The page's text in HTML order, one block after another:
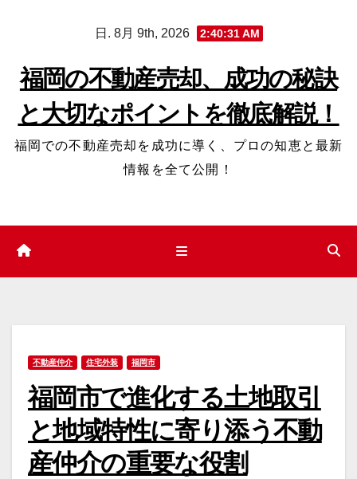
プ
日. 8月 9th, 2026 2:40:32 AM
福岡の不動産売却、成功の秘訣
と大切なポイントを徹底解説！
福岡での不動産売却を成功に導く、プロの知恵と最新
情報を全て公開！
不動産仲介 住宅外装 福岡市
福岡市で進化する土地取引
と地域特性に寄り添う不動
産仲介の重要な役割